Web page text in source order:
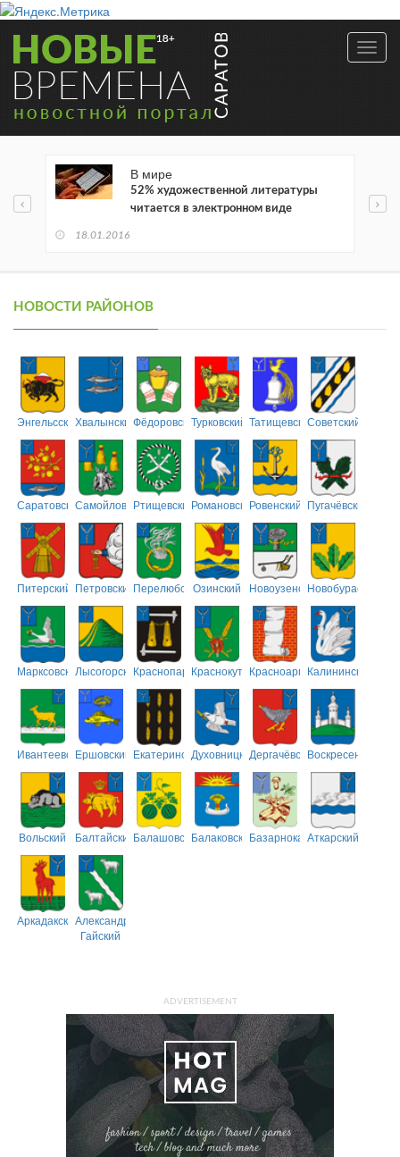
В мире
52% художественной литературы
читается в электронном виде
18.01.2016
НОВОСТИ РАЙОНОВ
ЭнгельсскийХвалынскийФёдоровскийТурковский ТатищевскийСоветский
СаратовскийСамойловскийРтищевскийРомановскийРовенский Пугачёвский
Питерский ПетровскийПерелюбскийОзинский НовоузенскийНовобурасский
МарксовскийЛысогорскийКраснопартизанский
КраснокутскийКрасноармейский
Калининский
ИвантеевскийЕршовский ЕкатериновскийДуховницкийДергачёвскийВоскресенский
Вольский БалтайскийБалашовскийБалаковскийБазарнокарабулакский
Аткарский
АркадакскийАлександрово-
Гайский
ADVERTISEMENT